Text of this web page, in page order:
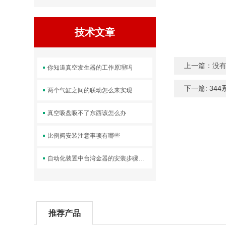
技术文章
你知道真空发生器的工作原理吗
两个气缸之间的联动怎么来实现
真空吸盘吸不了东西该怎么办
比例阀安装注意事项有哪些
自动化装置中台湾金器的安装步骤是什么
上一篇：没
下一篇:344
推荐产品